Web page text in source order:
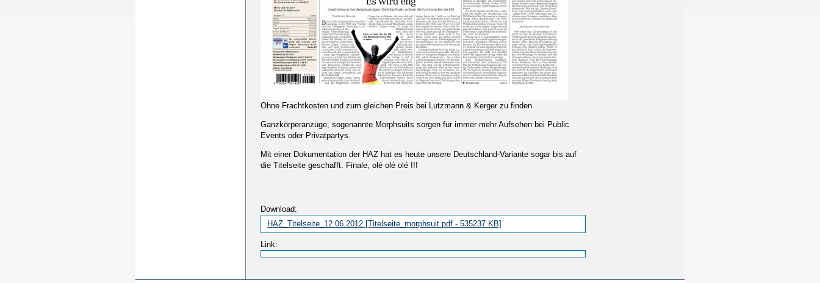
Ohne Frachtkosten und zum gleichen Preis bei Lutzmann & Kerger zu finden.
Ganzkörperanzüge, sogenannte Morphsuits sorgen für immer mehr Aufsehen bei Public
Events oder Privatpartys.
Mit einer Dokumentation der HAZ hat es heute unsere Deutschland-Variante sogar bis auf
die Titelseite geschafft. Finale, olé olé olé !!!
Download:
HAZ_Titelseite_12.06.2012 [Titelseite_morphsuit.pdf - 535237 KB]
Link: